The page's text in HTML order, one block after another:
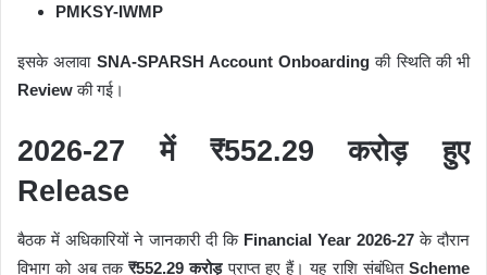
PMKSY-IWMP
इसके अलावा SNA-SPARSH Account Onboarding की स्थिति की भी
Reviewकी गई।
2026-27 में ₹552.29 करोड़ हुए
Release
बैठक में अधिकारियों ने जानकारी दी कि Financial Year 2026-27 के दौरान
विभाग को अब तक ₹552.29 करोड़प्राप्त हुए हैं। यह राशि संबंधित Scheme